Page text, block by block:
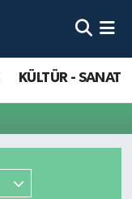
KÜLTÜR - SANAT